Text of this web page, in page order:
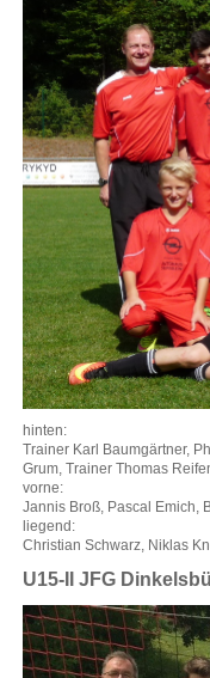
hinten:
Trainer Karl Baumgärtner,
Grum, Trainer Thomas
vorne:
Jannis Broß, Pascal Emich,
liegend:
Christian Schwarz, Niklas
U15-II JFG